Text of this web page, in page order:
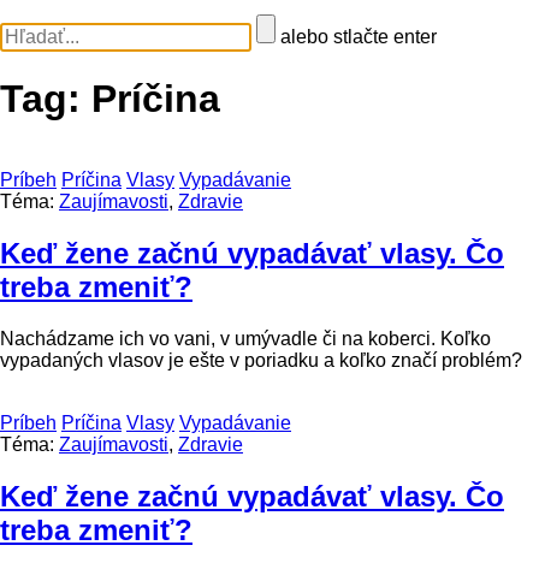
alebo stlačte enter
Tag: Príčina
Príbeh Príčina Vlasy Vypadávanie
Téma: Zaujímavosti, Zdravie
Keď žene začnú vypadávať vlasy. Čo
treba zmeniť?
Nachádzame ich vo vani, v umývadle či na koberci. Koľko
vypadaných vlasov je ešte v poriadku a koľko značí problém?
Príbeh Príčina Vlasy Vypadávanie
Téma: Zaujímavosti, Zdravie
Keď žene začnú vypadávať vlasy. Čo
treba zmeniť?